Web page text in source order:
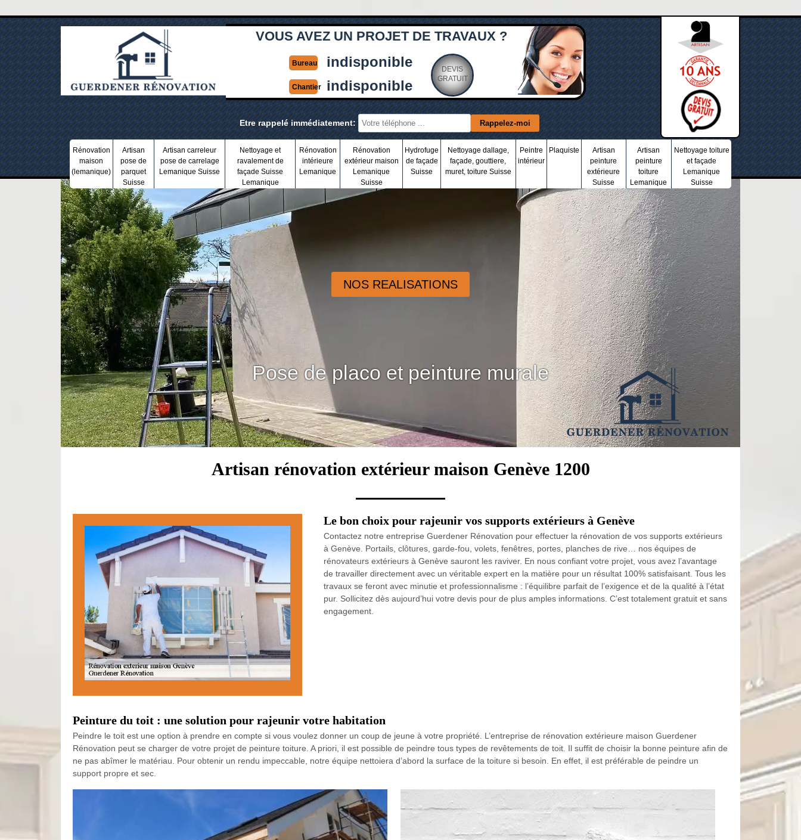
VOUS AVEZ UN PROJET DE TRAVAUX ?
Bureau indisponible
Chantier indisponible
DEVIS
GRATUIT
Etre rappelé immédiatement:
Rénovation
maison
(lemanique)
Artisan
pose de
parquet
Suisse
Artisan carreleur
pose de carrelage
Lemanique Suisse
Nettoyage et
ravalement de
façade Suisse
Lemanique
Rénovation
intérieure
Lemanique
Rénovation
extérieur maison
Lemanique
Suisse
Hydrofuge
de façade
Suisse
Nettoyage dallage,
façade, gouttiere,
muret, toiture Suisse
Peintre
intérieur
Plaquiste
Artisan
peinture
extérieure
Suisse
Artisan
peinture
toiture
Lemanique
Nettoyage toiture
et façade
Lemanique
Suisse
NOS REALISATIONS
Pose de placo et peinture murale
Artisan rénovation extérieur maison Genève 1200
Le bon choix pour rajeunir vos supports extérieurs à Genève
Contactez notre entreprise Guerdener Rénovation pour effectuer la rénovation de vos supports extérieurs
à Genève. Portails, clôtures, garde-fou, volets, fenêtres, portes, planches de rive… nos équipes de
rénovateurs extérieurs à Genève sauront les raviver. En nous confiant votre projet, vous avez l’avantage
de travailler directement avec un véritable expert en la matière pour un résultat 100% satisfaisant. Tous les
travaux se feront avec minutie et professionnalisme : l’équilibre parfait de l’exigence et de la qualité à l’état
pur. Sollicitez dès aujourd’hui votre devis pour de plus amples informations. C’est totalement gratuit et sans
engagement.
Peinture du toit : une solution pour rajeunir votre habitation
Peindre le toit est une option à prendre en compte si vous voulez donner un coup de jeune à votre propriété. L’entreprise de rénovation extérieure maison Guerdener
Rénovation peut se charger de votre projet de peinture toiture. A priori, il est possible de peindre tous types de revêtements de toit. Il suffit de choisir la bonne peinture afin de
ne pas abîmer le matériau. Pour obtenir un rendu impeccable, notre équipe nettoiera d’abord la surface de la toiture si besoin. En effet, il est préférable de peindre un
support propre et sec.